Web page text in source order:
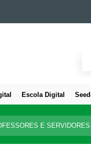
Escola Digital
E SERVIDORES